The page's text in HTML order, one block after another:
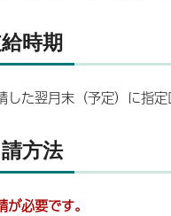
時期
した翌月末（予定）に指定
方法
が必要です。